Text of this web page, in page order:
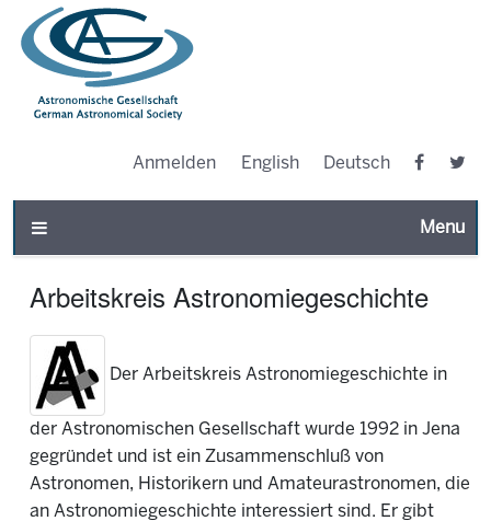
Anmelden English Deutsch
Toggle
Arbeitskreis Astronomiegeschichte
Der Arbeitskreis Astronomiegeschichte in
der Astronomischen Gesellschaft wurde 1992 in Jena
gegründet und ist ein Zusammenschluß von
Astronomen, Historikern und Amateurastronomen, die
an Astronomiegeschichte interessiert sind. Er gibt